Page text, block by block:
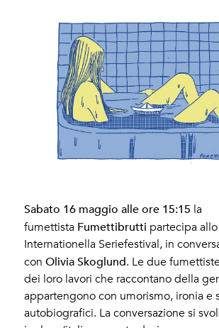
Sabato 16 maggio alle ore 15:15 la
fumettista Fumettibrutti partecipa
Internationella Seriefestival, in
conOlivia Skoglund. Le due
dei loro lavori che raccontano della
appartengono con umorismo, ironia e
autobiografici. La conversazione si